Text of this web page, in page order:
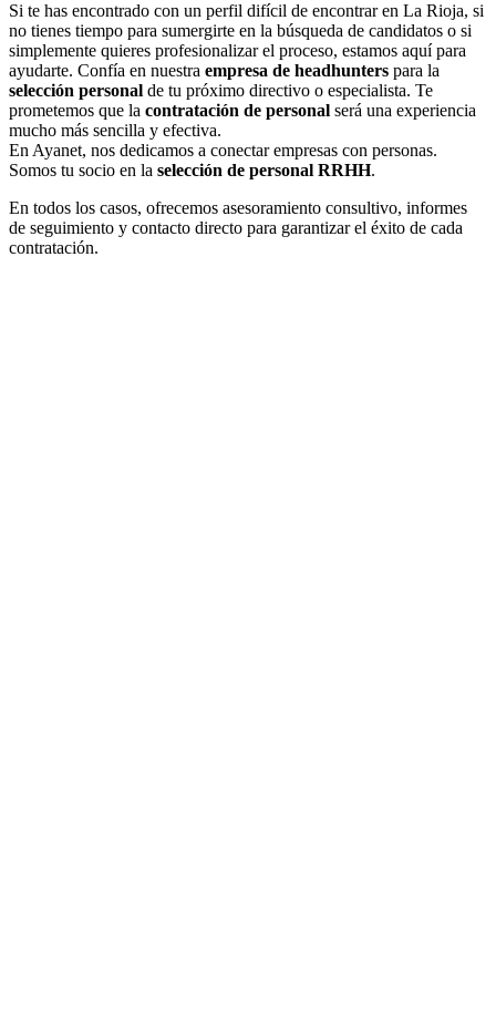
Si te has encontrado con un perfil difícil de encontrar en La Rioja, si
no tienes tiempo para sumergirte en la búsqueda de candidatos o si
simplemente quieres profesionalizar el proceso, estamos aquí para
ayudarte. Confía en nuestra empresa de headhunters para la
selección personal de tu próximo directivo o especialista. Te
prometemos que la contratación de personal será una experiencia
mucho más sencilla y efectiva.
En Ayanet, nos dedicamos a conectar empresas con personas.
Somos tu socio en la selección de personal RRHH.
En todos los casos, ofrecemos asesoramiento consultivo, informes
de seguimiento y contacto directo para garantizar el éxito de cada
contratación.